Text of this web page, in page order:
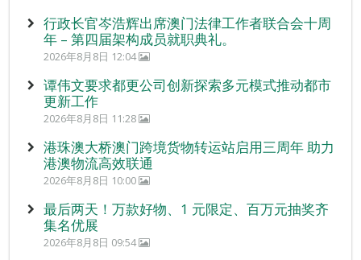
行政长官岑浩辉出席澳门法律工作者联合会十周
年 – 第四届架构成员就职典礼。
2026年8月8日 12:04
谭伟文要求都更公司创新探索多元模式推动都市
更新工作
2026年8月8日 11:28
港珠澳大桥澳门跨境货物转运站启用三周年 助力
港澳物流高效联通
2026年8月8日 10:00
最后两天！万款好物、1 元限定、百万元抽奖齐
集名优展
2026年8月8日 09:54